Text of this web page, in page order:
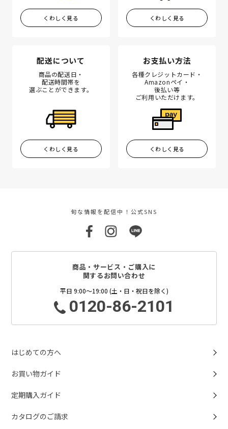
くわしく見る くわしく見る
配送について
商品の配送日・
配送時間帯を
選ぶことができます。
くわしく見る
お支払い方法
各種クレジットカード・
Amazonペイ・
後払い等
ご利用いただけます。
くわしく見る
旬な情報を配信中！公式SNS
商品・サービス・ご購入に
関するお問い合わせ
平日 9:00～19:00 (土・日・祝日を除く)
0120-86-2101
はじめての方へ
お買い物ガイド
定期購入ガイド
カタログのご請求